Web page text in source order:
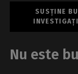
SUSȚINE
Nu este